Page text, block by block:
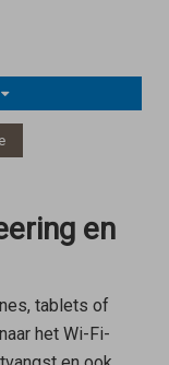
en
tablets of
het Wi-Fi-